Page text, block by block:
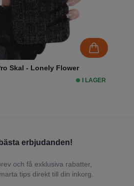
Skal - Lonely Flower
I LAGER
erbjudanden!
och få exklusiva rabatter,
tips direkt till din inkorg.